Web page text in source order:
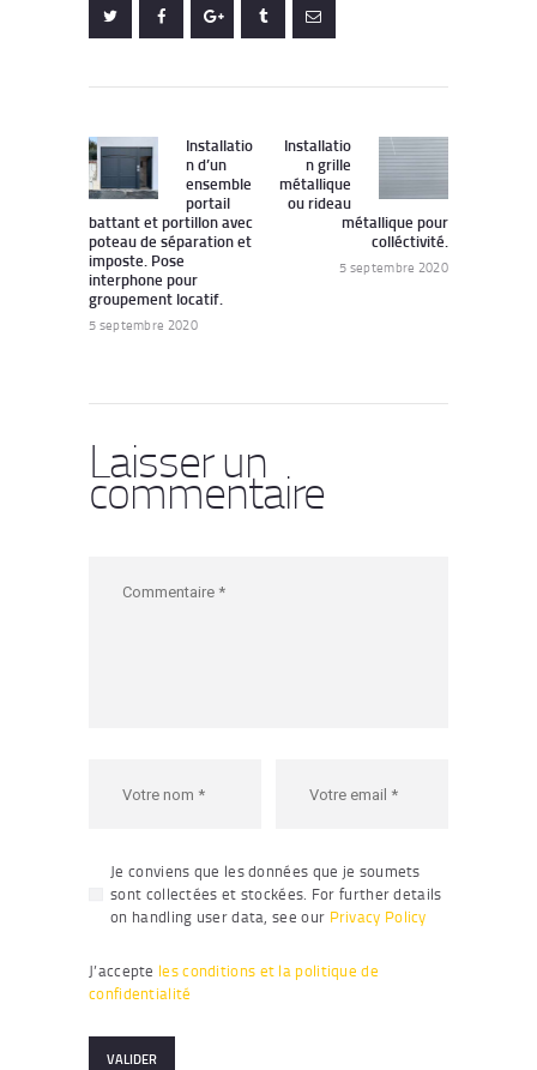
de
l’article
Previous
post:
Installatio
n d’un
ensemble
portail
battant et portillon avec
poteau de séparation et
imposte. Pose
interphone pour
groupement locatif.
5 septembre 2020
Installatio
n grille
métallique
ou rideau
métallique pour
colléctivité.
5 septembre 2020
Laisser un
commentaire
Je conviens que les données que je soumets
sont collectées et stockées. For further details
on handling user data, see our Privacy Policy
J’accepte les conditions et la politique de
confidentialité